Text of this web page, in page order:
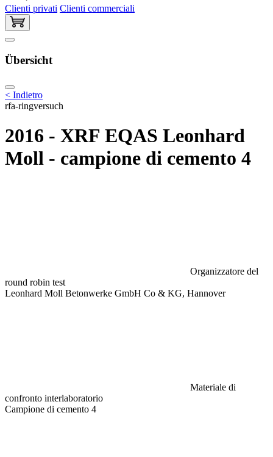
Clienti privati Clienti commerciali
Übersicht
< Indietro
rfa-ringversuch
2016 - XRF EQAS Leonhard
Moll - campione di cemento 4
Organizzatore del
round robin test
Leonhard Moll Betonwerke GmbH Co & KG, Hannover
Materiale di
confronto interlaboratorio
Campione di cemento 4